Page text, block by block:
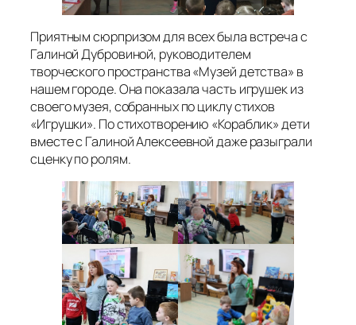
Приятным сюрпризом для всех была встреча с
Галиной Дубровиной, руководителем
творческого пространства «Музей детства» в
нашем городе. Она показала часть игрушек из
своего музея, собранных по циклу стихов
«Игрушки». По стихотворению «Кораблик» дети
вместе с Галиной Алексеевной даже разыграли
сценку по ролям.